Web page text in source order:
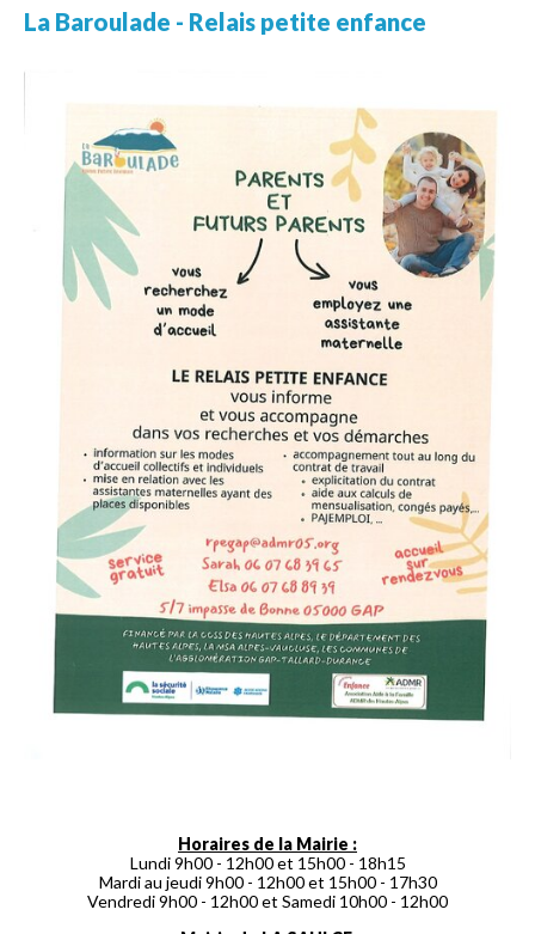
La Baroulade - Relais petite enfance
Horaires de la Mairie :
Lundi 9h00 - 12h00 et 15h00 - 18h15
Mardi au jeudi 9h00 - 12h00 et 15h00 - 17h30
Vendredi 9h00 - 12h00 et Samedi 10h00 - 12h00